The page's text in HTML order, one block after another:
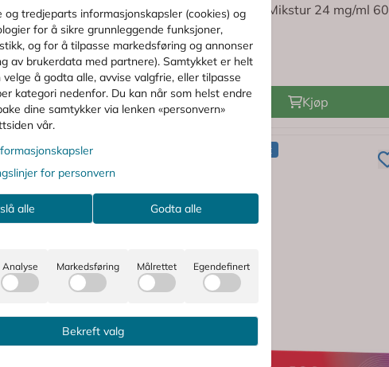
Paracet Stikkpiller 250 mg 10
stk
49,-
Kjøp
Paracet Mikstur 24 mg/ml 60
ml
47,-
Kjøp
Reseptfritt Reseptfritt
og tredjeparts informasjonskapsler (cookies) og
for å sikre grunnleggende funksjoner,
og for å tilpasse markedsføring og annonser
av brukerdata med partnere). Samtykket er helt
velge å godta alle, avvise valgfrie, eller tilpasse
kategori nedenfor. Du kan når som helst endre
dine samtykker via lenken «personvern»
vår.
for personvern
alle Godta alle
Analyse Markedsføring Målrettet Egendefinert
Bekreft valg